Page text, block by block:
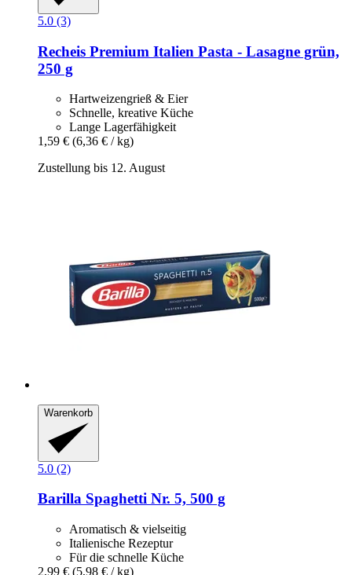
5.0 (3)
Recheis Premium Italien Pasta -​ Lasagne grün,
250 g
Hartweizengrieß & Eier
Schnelle, kreative Küche
Lange Lagerfähigkeit
1,59 € (6,36 € / kg)
Zustellung bis 12. August
Warenkorb
5.0 (2)
Barilla Spaghetti Nr. 5, 500 g
Aromatisch & vielseitig
Italienische Rezeptur
Für die schnelle Küche
2,99 € (5,98 € / kg)